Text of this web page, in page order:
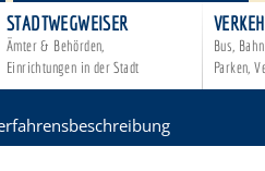
STADTWEGWEISER
Ämter & Behörden,
Einrichtungen in der Stadt
Bus,
Parken,